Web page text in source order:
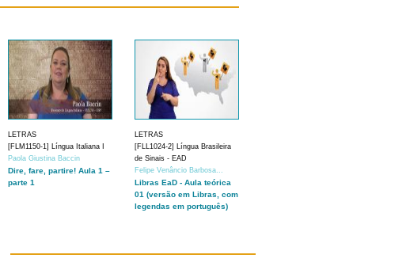
LETRAS
[FLM1150-1] Língua Italiana I
Paola Giustina Baccin
Dire, fare, partire! Aula 1 –
parte 1
LETRAS
[FLL1024-2] Língua Brasileira
de Sinais - EAD
Felipe Venâncio Barbosa...
Libras EaD - Aula teórica
01 (versão em Libras, com
legendas em português)